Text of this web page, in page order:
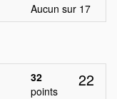
Aucun sur 17
32
points
22